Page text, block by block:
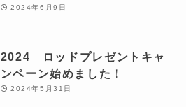
2024年6月9日
2024 ロッドプレゼントキャ
ンペーン始めました！
2024年5月31日